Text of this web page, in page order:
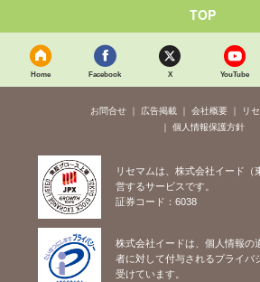
TOP
Home Facebook X YouTube
お問合せ 広告掲載 会社概要
リ
個人情報保護方針
リセマムは、株式会社イード（
営するサービスです。
証券コード：6038
株式会社イードは、個人情報の
者に対して付与されるプライバ
受けています。